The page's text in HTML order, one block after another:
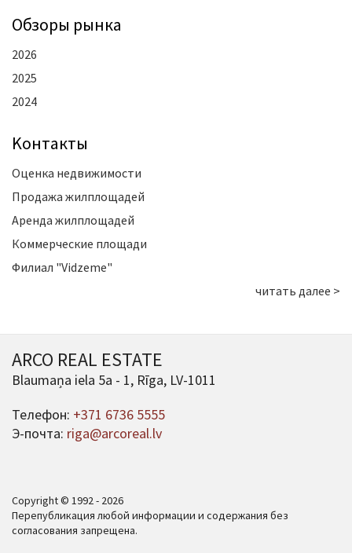
Oбзоры рынка
2026
2025
2024
Kонтакты
Оценка недвижимости
Продажа жилплощадей
Аренда жилплощадей
Коммерческие площади
Филиал "Vidzeme"
читать далее >
ARCO REAL ESTATE
Blaumaņa iela 5a - 1, Rīga, LV-1011
Телефон: +371 6736 5555
Э-почта: riga@arcoreal.lv
Copyright © 1992 - 2026
Перепубликация любой информации и содержания без
согласования запрещена.